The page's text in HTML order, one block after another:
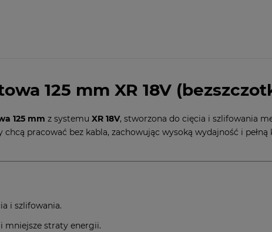
125 mm XR 18V
125 mm z systemu XR 18V, stworzona do cięcia i szlifowania
pracować bez kabla, zachowując wysoką wydajność i pełną
i szlifowania.
mniejsze straty energii.